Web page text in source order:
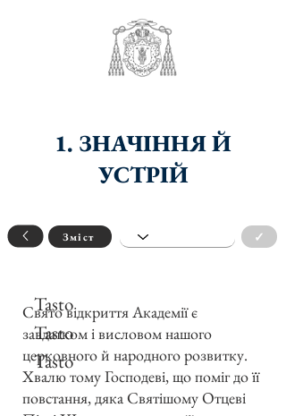
1. ЗНАЧІННЯ Й
УСТРІЙ
Зміст ✓
Свято відкриття Академії є
завдатком і висловом нашого
церковного й народного розвитку.
Хвалю тому Господеві, що поміг до її
повстання, дяка Святішому Отцеві
Tasto
Tasto
Tasto